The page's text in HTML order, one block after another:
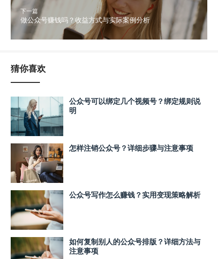
下一篇
做公众号赚钱吗？收益方式与实际案例分析
猜你喜欢
公众号可以绑定几个视频号？绑定规则说
明
怎样注销公众号？详细步骤与注意事项
公众号写作怎么赚钱？实用变现策略解析
如何复制别人的公众号排版？详细方法与
注意事项